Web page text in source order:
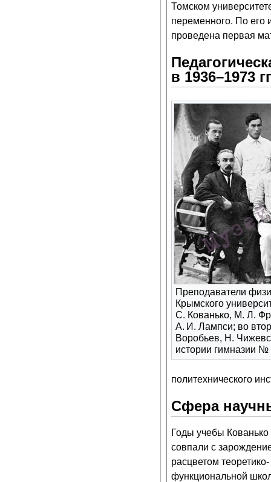
Томском
переменного. По его
проведена первая
в 1936–1973
Преподаватели
Крымского
С. Кованько, М. Л.
А. И. Лампси; во
Воробьев, Н.
истории гимназии
политехнического
Сфера
Годы учебы Кованько
совпали с
расцветом теоретико-
функциональной